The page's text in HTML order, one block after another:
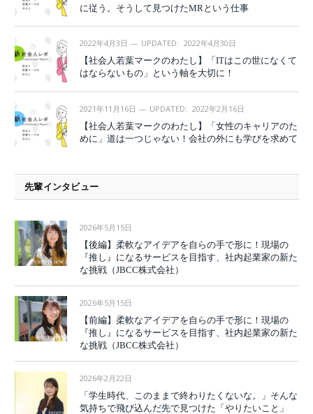
に従う。そうして見つけたMRという仕事
2022年4月3日 UPDATED: 2022年4月30日
【社会人若葉マークのわたし】「ITはこの世になくて
はならないもの」という軸を大切に！
2021年11月16日 UPDATED: 2022年2月16日
【社会人若葉マークのわたし】「女性のキャリアのた
めに」道は一つじゃない！会社の外にも学びを求めて
先輩インタビュー
2026年5月15日
【後編】柔軟なアイデアを自らの手で形に！現場の
『推し』になるサービスを目指す、社内起業家の新た
な挑戦（JBCC株式会社）
2026年5月15日
【前編】柔軟なアイデアを自らの手で形に！現場の
『推し』になるサービスを目指す、社内起業家の新た
な挑戦（JBCC株式会社）
2026年2月22日
「学生時代、このままで終わりたくないな。」そんな
気持ちで飛び込んだ先で見つけた「やりたいこと」